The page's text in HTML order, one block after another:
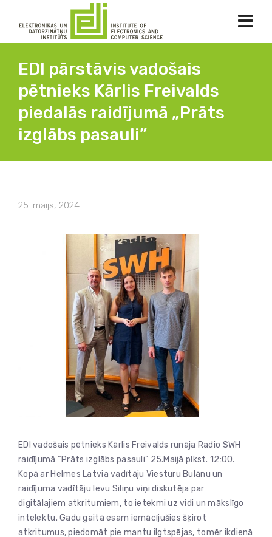
EDI pārstāvis vadošais
pētnieks Kārlis Freivalds
piedalās raidījumā „Prāts
izglābs pasauli”
25. maijs, 2024
EDI vadošais pētnieks Kārlis Freivalds runāja Radio SWH
raidījumā “Prāts izglābs pasauli” 25.Maijā plkst. 12:00.
Kopā ar Helmes Latvia vadītāju Viesturu Bulānu un
raidījuma vadītāju Ievu Siliņu viņi diskutēja par
digitālajiem atkritumiem, to ietekmi uz vidi un mākslīgo
intelektu. Gadu gaitā esam iemācījušies šķirot
atkritumus, piedomāt pie mantu ilgtspējas, tomēr ikdienā